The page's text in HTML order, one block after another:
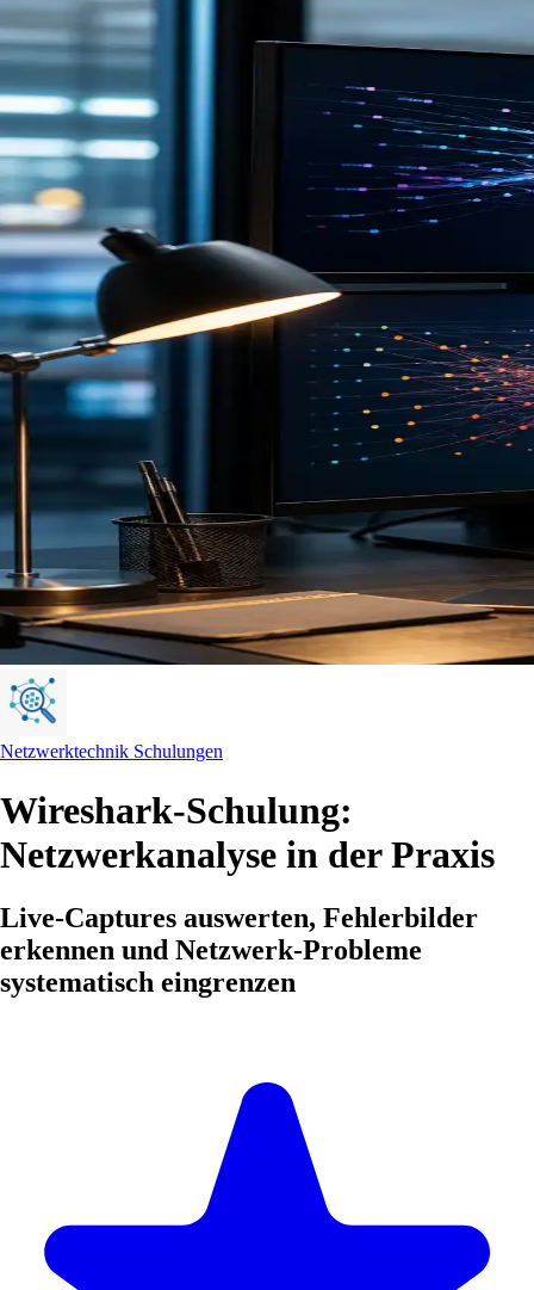
Netzwerktechnik Schulungen
Wireshark-Schulung:
Netzwerkanalyse in der Praxis
Live-Captures auswerten, Fehlerbilder
erkennen und Netzwerk-Probleme
systematisch eingrenzen